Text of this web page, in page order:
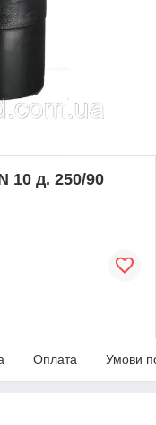
10 д. 250/90
Оплата Умови